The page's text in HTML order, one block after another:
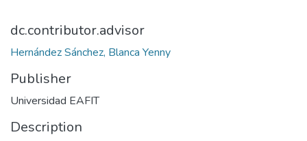
dc.contributor.advisor
Hernández Sánchez, Blanca Yenny
Publisher
Universidad EAFIT
Description